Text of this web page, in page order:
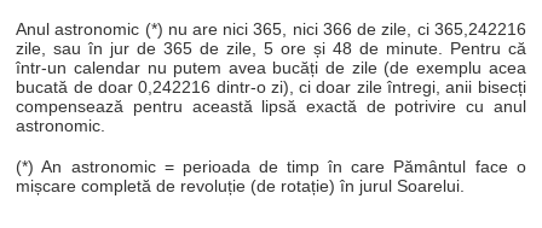
Anul astronomic (*) nu are nici 365, nici 366 de zile, ci 365,242216
zile, sau în jur de 365 de zile, 5 ore și 48 de minute. Pentru că
într-un calendar nu putem avea bucăți de zile (de exemplu acea
bucată de doar 0,242216 dintr-o zi), ci doar zile întregi, anii bisecți
compensează pentru această lipsă exactă de potrivire cu anul
astronomic.
(*) An astronomic = perioada de timp în care Pământul face o
mișcare completă de revoluție (de rotație) în jurul Soarelui.